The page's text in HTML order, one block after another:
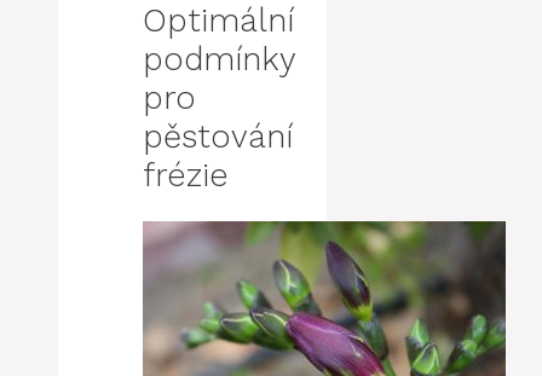
Optimální
podmínky
pro
pěstování
frézie